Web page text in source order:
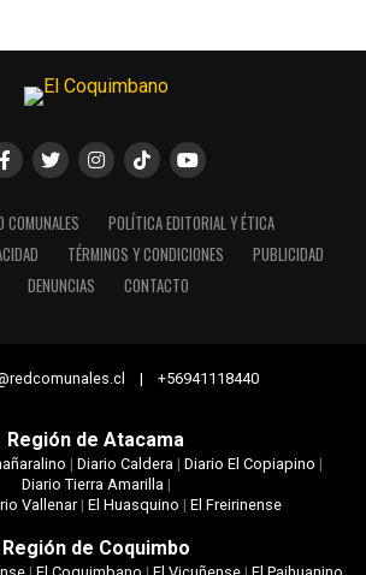
COMUNALES
POLÍTICA EDITORIAL Y ÉTICA
TÉRMINOS Y CONDICIONES
PUBLICIDAD
DENUNCIAS
CONTACTO
| +56941118440
Región de Atacama
| Diario Caldera| Diario El Copiapino |
Diario Tierra Amarilla|
Vallenar| El Huasquino | El Freirinense
Región de Coquimbo